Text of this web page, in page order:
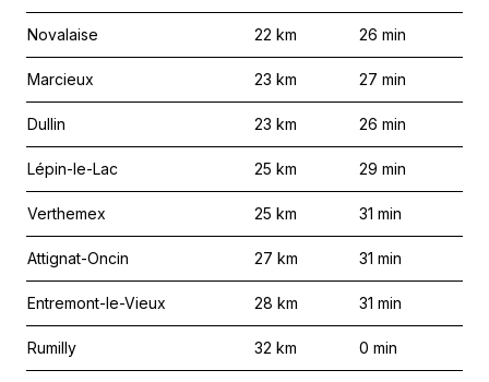
Novalaise 22 km 26 min
Marcieux 23 km 27 min
Dullin 23 km 26 min
Lépin-le-Lac 25 km 29 min
Verthemex 25 km 31 min
Attignat-Oncin 27 km 31 min
Entremont-le-Vieux 28 km 31 min
Rumilly 32 km 0 min